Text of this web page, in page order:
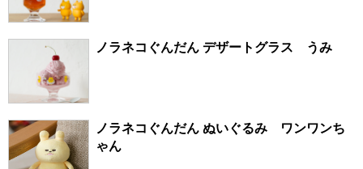
ノラネコぐんだん デザートグラス うみ
ノラネコぐんだん ぬいぐるみ ワンワンち
ゃん